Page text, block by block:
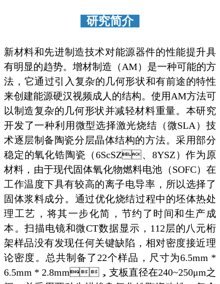
研究简介
新材料和先进制造技术对能源器件的性能提升具
有明显的趋势。增材制造（AM）是一种可能的方
法，它通过引入复杂的几何形状和有前途的特性
来创建能源硬汉视频成人的结构。使用AM方法可
以制造复杂的几何形状并减轻材料重量。本研究
开发了一种利用微型选择激光烧结（微SLA）技
术逐层制备陶瓷分层晶体结构的方法。采用部分
稳定的氧化锆陶瓷（6ScSZ、8YSZ）作为原
材料，由于现代固体氧化物燃料电池（SOFC）在
工作温度下具有较高的离子电导率，所以选择了
固体浆料成分。通过优化烧结过程中的坯体热处
理工艺，将其一步化简，节约了时间和生产成
本。扫描电镜和微CT数据显示，112层的八元桁
架样品没有发现任何关键缺陷，相对密度接近理
论密度。总共制备了22个样品，尺寸为6.5mm *
6.5mm * 2.8mm，支板直径在240~250μm之